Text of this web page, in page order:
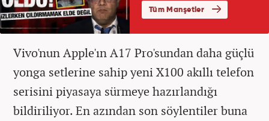
Vivo'nun Apple'ın A17 Pro'sundan daha güçlü
yonga setlerine sahip yeni X100 akıllı telefon
serisini piyasaya sürmeye hazırlandığı
bildiriliyor. En azından son söylentiler buna